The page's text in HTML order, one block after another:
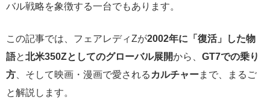
バル戦略を象徴する一台でもあります。
この記事では、フェアレディZが2002年に「復活」した物
語と北米350Zとしてのグローバル展開から、 GT7での乗り
方 、そして映画・漫画で愛される カルチャーまで、まるご
と解説します。